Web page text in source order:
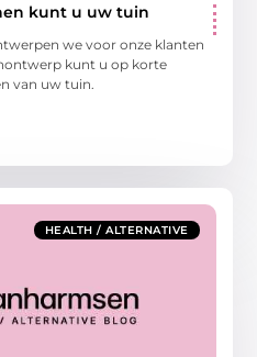
kunt u uw tuin
we voor onze klanten
kunt u op korte
van uw tuin.
HEALTH / ALTERNATIVE